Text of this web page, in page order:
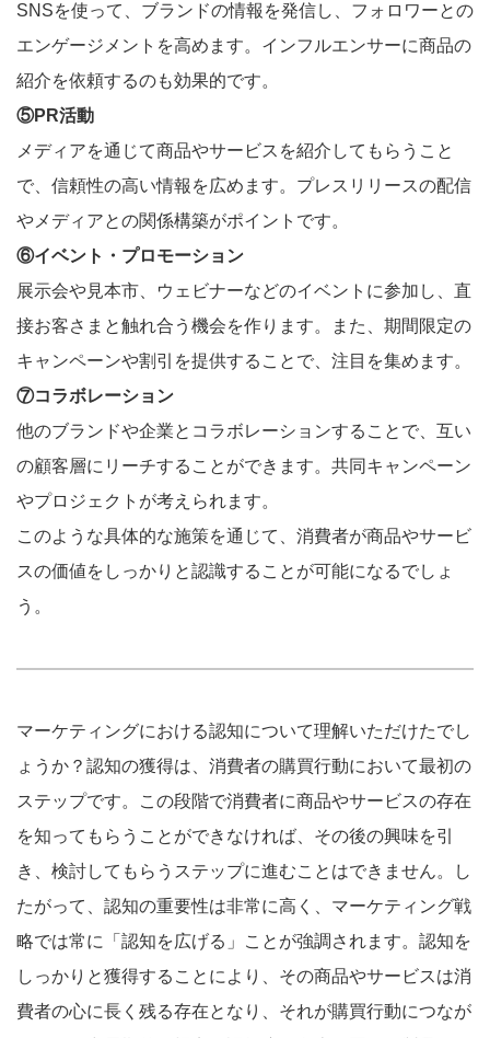
SNSを使って、ブランドの情報を発信し、フォロワーとの
エンゲージメントを高めます。インフルエンサーに商品の
紹介を依頼するのも効果的です。
⑤PR活動
メディアを通じて商品やサービスを紹介してもらうこと
で、信頼性の高い情報を広めます。プレスリリースの配信
やメディアとの関係構築がポイントです。
⑥イベント・プロモーション
展示会や見本市、ウェビナーなどのイベントに参加し、直
接お客さまと触れ合う機会を作ります。また、期間限定の
キャンペーンや割引を提供することで、注目を集めます。
⑦コラボレーション
他のブランドや企業とコラボレーションすることで、互い
の顧客層にリーチすることができます。共同キャンペーン
やプロジェクトが考えられます。
このような具体的な施策を通じて、消費者が商品やサービ
スの価値をしっかりと認識することが可能になるでしょ
う。
マーケティングにおける認知について理解いただけたでし
ょうか？認知の獲得は、消費者の購買行動において最初の
ステップです。この段階で消費者に商品やサービスの存在
を知ってもらうことができなければ、その後の興味を引
き、検討してもらうステップに進むことはできません。し
たがって、認知の重要性は非常に高く、マーケティング戦
略では常に「認知を広げる」ことが強調されます。認知を
しっかりと獲得することにより、その商品やサービスは消
費者の心に長く残る存在となり、それが購買行動につなが